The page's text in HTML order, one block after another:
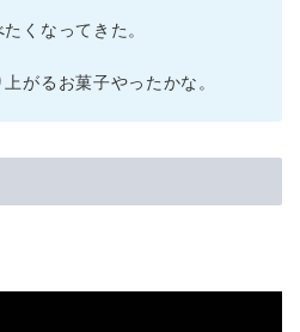
くなってきた。
がるお菓子やったかな。